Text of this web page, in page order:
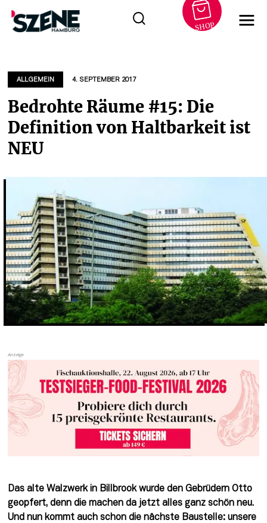
springen
SHOP
ALLGEMEIN 4. SEPTEMBER 2017
Bedrohte Räume #15: Die
Definition von Haltbarkeit ist
NEU
Das alte Walzwerk in Billbrook wurde den Gebrüdern Otto
geopfert, denn die machen da jetzt alles ganz schön neu.
Und nun kommt auch schon die nächste Baustelle: unsere